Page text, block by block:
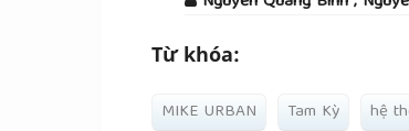
Từ khóa:
MIKE URBAN Tam Kỳ hệ